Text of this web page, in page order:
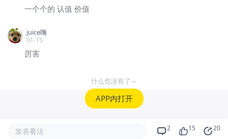
中占比并不算高，更多偏向趋势和阶段性参与。
AI 板块已经相对拥挤。 因此，他把更多注意力放
智能驾驶相关产业链：
一个个的 认值 价值
juice嗨
01-15
厉害
什么也没有了～
APP内打开
发表看法 2 15 20